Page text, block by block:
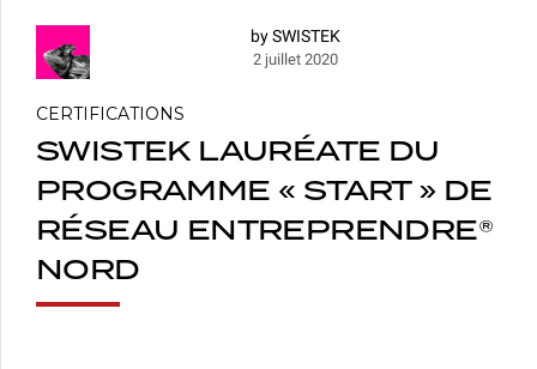
by SWISTEK
2 juillet 2020
CERTIFICATIONS
SWISTEK LAURÉATE DU
PROGRAMME « START » DE
RÉSEAU ENTREPRENDRE®
NORD